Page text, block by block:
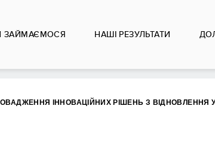
ЗАЙМАЄМОСЯ НАШІ РЕЗУЛЬТАТИ
ІННОВАЦІЙНИХ РІШЕНЬ З ВІДНОВЛЕННЯ